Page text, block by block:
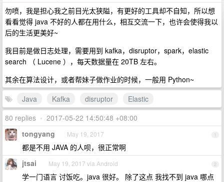
勿喷，我是担心我之前目光太狭隘，有更好的工具却不自知，所以想
看看觉得 java 不好的人都在用什么，相互交流一下，也许会使得我以
后的生活更美好~
我目前是做日志处理，需要用到 kafka，disruptor，spark，elastic
search （ Lucene ），每天数据量在 20TB 左右。
其余在算法设计，或者帮妹子做作业的时候，一般用 Python~
Java
Kafka disruptor
Elastic
80 replies • 2017-05-22 14:50:48 +08:00
1
tongyang May 19, 2017
都是不用 JAVA 的人呗，很正常啊
2
jtsai May 19, 2017 via Android
学一门语言 讨饭吃。java 很好。 除了这点 我找不到 java 哪点